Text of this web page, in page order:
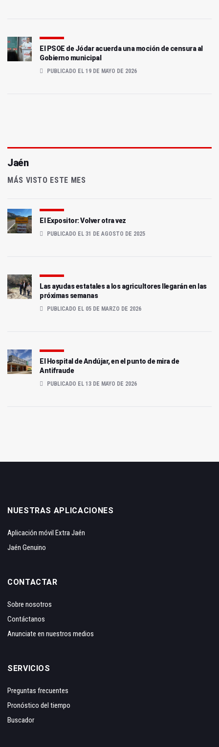
El PSOE de Jódar acuerda una moción de censura al
Gobierno municipal
PUBLICADO EL 19 DE MAYO DE 2026
Jaén
MÁS VISTO ESTE MES
El Expositor: Volver otra vez
PUBLICADO EL 31 DE AGOSTO DE 2025
Las ayudas estatales a los agricultores llegarán en las
próximas semanas
PUBLICADO EL 05 DE MARZO DE 2026
El Hospital de Andújar, en el punto de mira de
Antifraude
PUBLICADO EL 13 DE MAYO DE 2026
NUESTRAS APLICACIONES
Aplicación móvil Extra Jaén
Jaén Genuino
CONTACTAR
Sobre nosotros
Contáctanos
Anunciate en nuestros medios
SERVICIOS
Preguntas frecuentes
Pronóstico del tiempo
Buscador